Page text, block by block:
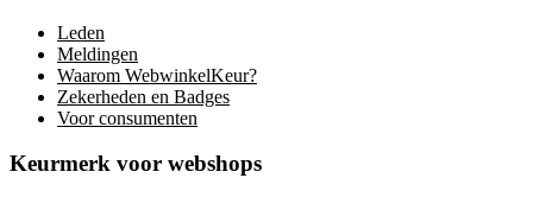
Leden
Meldingen
Waarom WebwinkelKeur?
Zekerheden en Badges
Voor consumenten
Keurmerk voor webshops